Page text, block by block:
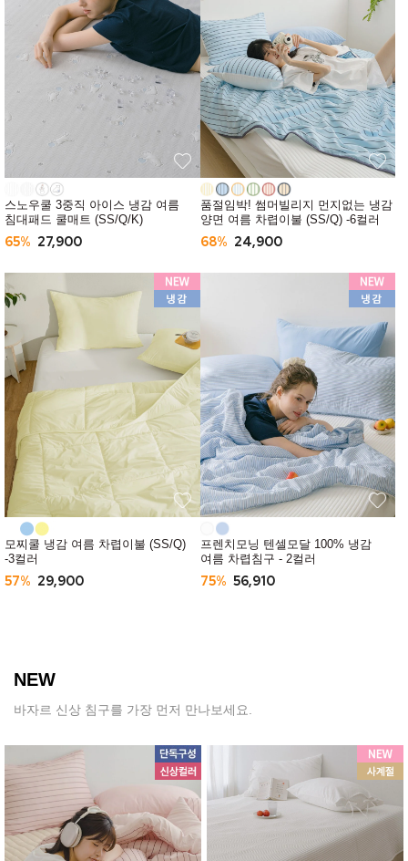
스노우쿨 3중직 아이스 냉감 여름
침대패드 쿨매트 (SS/Q/K)
65% 27,900
품절임박! 썸머빌리지 먼지없는 냉감
양면 여름 차렵이불 (SS/Q) -6컬러
68% 24,900
모찌쿨 냉감 여름 차렵이불 (SS/Q)
-3컬러
57% 29,900
프렌치모닝 텐셀모달 100% 냉감
여름 차렵침구 - 2컬러
75% 56,910
NEW
바자르 신상 침구를 가장 먼저 만나보세요.